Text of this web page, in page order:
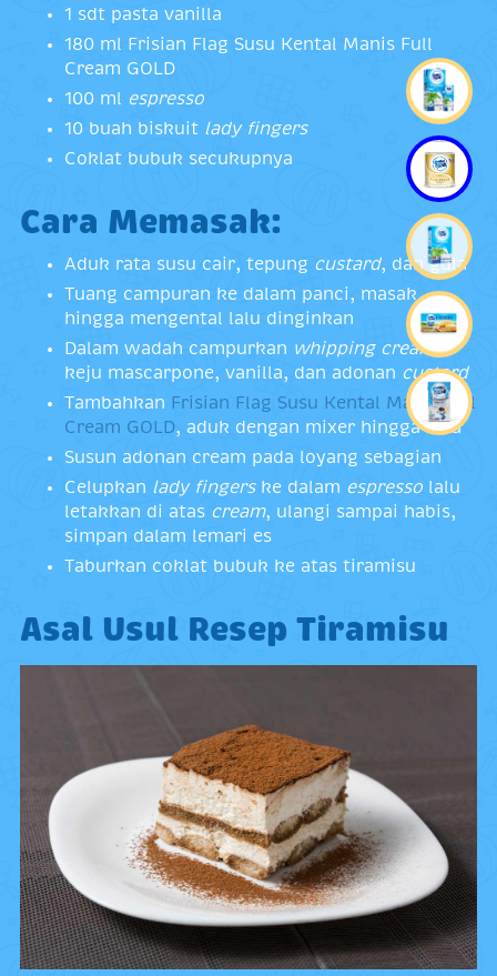
1 sdt pasta vanilla
180 ml
Frisian Flag Susu Kental Manis Full
Cream GOLD
100 ml
espresso
10 buah biskuit lady fingers
Coklat bubuk secukupnya
Cara Memasak:
Aduk rata susu cair, tepung custard, dan gula
Tuang campuran ke dalam panci, masak
hingga mengental lalu dinginkan
Dalam wadah campurkan whipping cream,
keju mascarpone, vanilla, dan adonan custard
Tambahkan Frisian Flag Susu Kental Manis Full
Cream GOLD, aduk dengan mixer hingga rata
Susun adonan cream pada loyang sebagian
Celupkan lady fingerske dalam espresso
lalu
letakkan di atas cream, ulangi sampai habis,
simpan dalam lemari es
Taburkan coklat bubuk ke atas tiramisu
Asal Usul Resep Tiramisu